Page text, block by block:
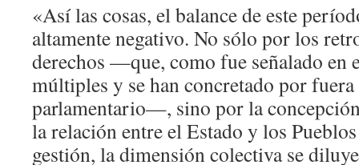
«Así las cosas, el balance de este
altamente negativo. No sólo por los
derechos —que, como fue señalado en
múltiples y se han concretado por
parlamentario—, sino por la
la relación entre el Estado y los
gestión, la dimensión colectiva se